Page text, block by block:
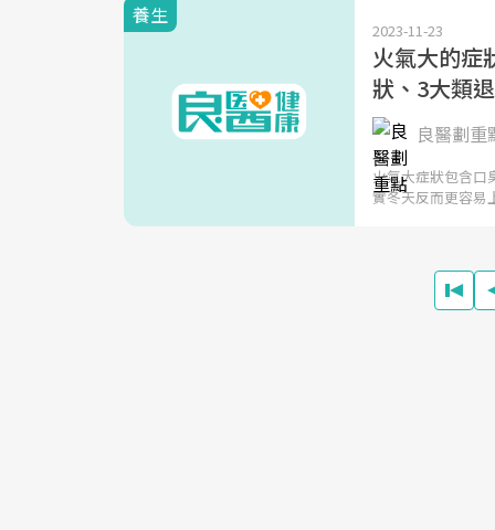
養生
2023-11-23
火氣大的症
狀、3大類
良醫劃重
火氣大症狀包含口
實冬天反而更容易